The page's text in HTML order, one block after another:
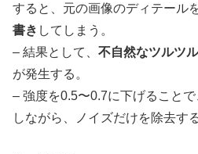
すると、元の画像のディテール
書き してしまう。
– 結果として、 不自然なツルツ
が発生する。
– 強度を0.5〜0.7に下げること
しながら、ノイズだけを除去す